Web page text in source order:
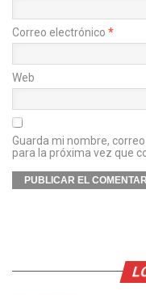
Correo electrónico *
Web
Guarda mi nombre,
para la próxima vez que